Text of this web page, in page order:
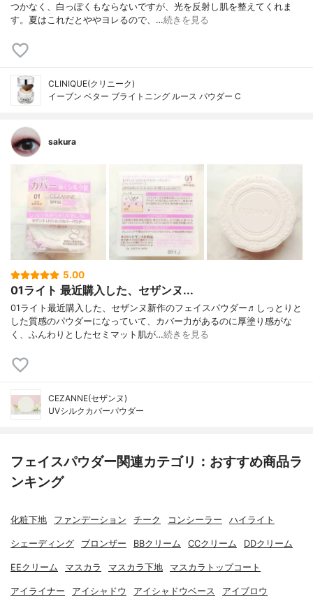
つかなく、白っぽくもならないですが、光を反射し肌を整えてくれま
す。夏はこれだとややヨレるので、…続きを見る
CLINIQUE(クリニーク)
イーブン ベター ブライトニング ルース パウダー C
sakura
5.00
01ライト 最近購入した、セザンヌ...
01ライト最近購入した、セザンヌ新作のフェイスパウダー♬しっとりと
した質感のパウダーになっていて、カバー力があるのに厚塗り感がな
く、ふんわりとしたセミマット肌が…続きを見る
CEZANNE(セザンヌ)
UVシルクカバーパウダー
フェイスパウダー関連カテゴリ：おすすめ商品ラ
ンキング
化粧下地 ファンデーション チーク コンシーラー ハイライト
シェーディング ブロンザー BBクリーム CCクリーム DDクリーム
EEクリーム マスカラ マスカラ下地 マスカラトップコート
アイライナー アイシャドウ アイシャドウベース アイブロウ